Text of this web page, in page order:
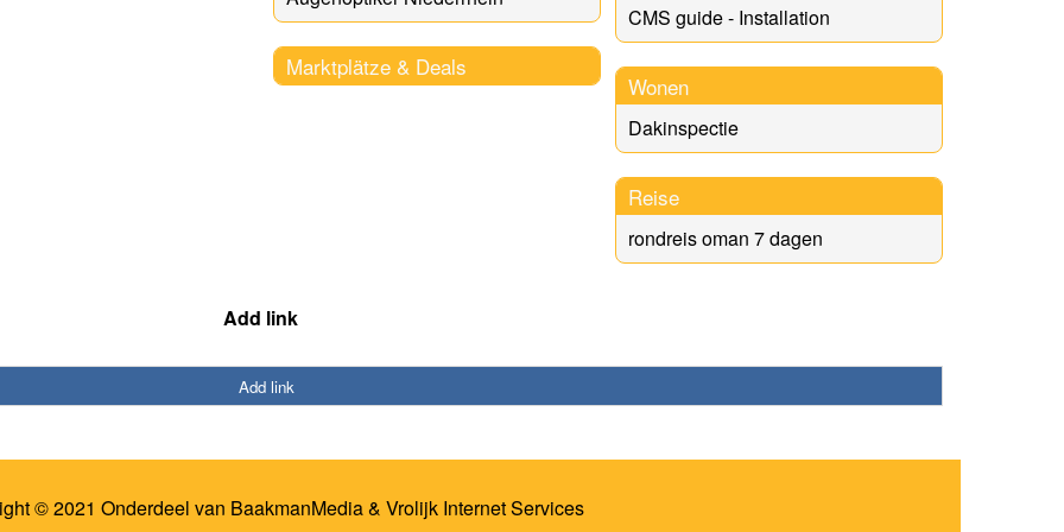
Marktplätze & Deals
CMS guide - Installation
Wonen
Dakinspectie
Reise
rondreis oman 7 dagen
Add link
Add link
© 2021 Onderdeel van BaakmanMedia& Vrolijk Internet Services